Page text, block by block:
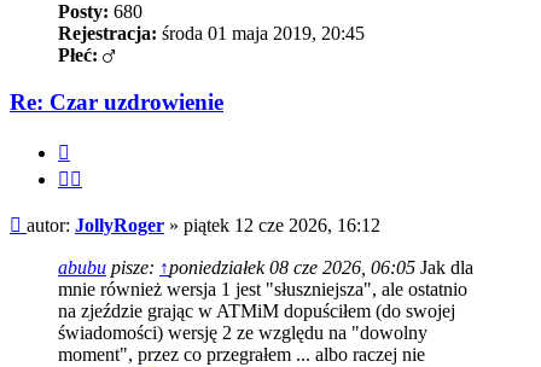
Posty: 680
Rejestracja: środa 01 maja 2019, 20:45
Płeć:
Re: Czar uzdrowienie
Post
autor: JollyRoger » piątek 12 cze 2026, 16:12
abubu pisze: ↑poniedziałek 08 cze 2026, 06:05 Jak dla
mnie również wersja 1 jest "słuszniejsza", ale ostatnio
na zjeździe grając w ATMiM dopuściłem (do swojej
świadomości) wersję 2 ze względu na "dowolny
moment", przez co przegrałem ... albo raczej nie